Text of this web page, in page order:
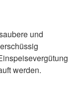
und
werden.